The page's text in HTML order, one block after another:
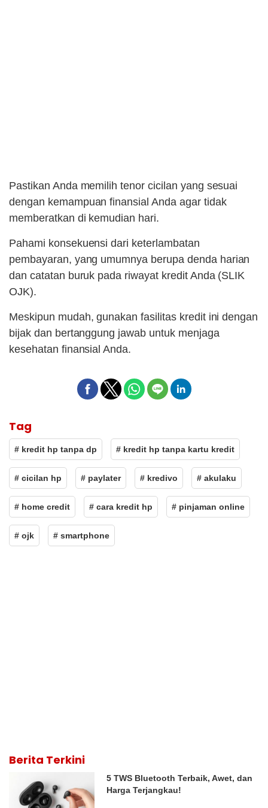
Pastikan Anda memilih tenor cicilan yang sesuai
dengan kemampuan finansial Anda agar tidak
memberatkan di kemudian hari.
Pahami konsekuensi dari keterlambatan
pembayaran, yang umumnya berupa denda harian
dan catatan buruk pada riwayat kredit Anda (SLIK
OJK).
Meskipun mudah, gunakan fasilitas kredit ini dengan
bijak dan bertanggung jawab untuk menjaga
kesehatan finansial Anda.
Tag
# kredit hp tanpa dp # kredit hp tanpa kartu kredit
# cicilan hp # paylater # kredivo # akulaku
# home credit # cara kredit hp # pinjaman online
# ojk # smartphone
Berita Terkini
5 TWS Bluetooth Terbaik, Awet, dan
Harga Terjangkau!